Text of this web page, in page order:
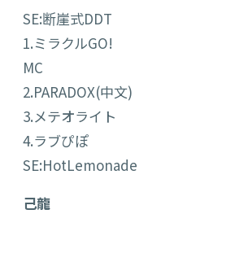
SE:断崖式DDT
1.ミラクルGO!
MC
2.PARADOX(中文)
3.メテオライト
4.ラブぴぽ
SE:HotLemonade
己龍